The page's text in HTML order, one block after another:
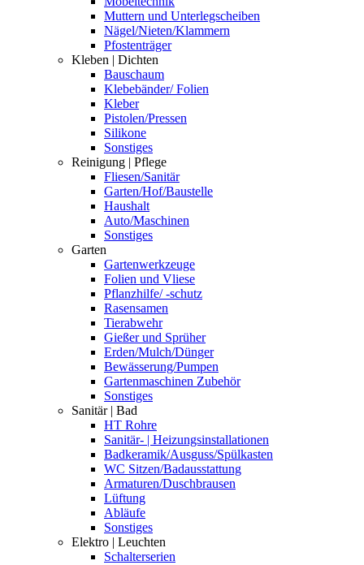
Muttern und Unterlegscheiben
Nägel/Nieten/Klammern
Pfostenträger
Kleben | Dichten
Bauschaum
Klebebänder/ Folien
Kleber
Pistolen/Pressen
Silikone
Sonstiges
Reinigung | Pflege
Fliesen/Sanitär
Garten/Hof/Baustelle
Haushalt
Auto/Maschinen
Sonstiges
Garten
Gartenwerkzeuge
Folien und Vliese
Pflanzhilfe/ -schutz
Rasensamen
Tierabwehr
Gießer und Sprüher
Erden/Mulch/Dünger
Bewässerung/Pumpen
Gartenmaschinen Zubehör
Sonstiges
Sanitär | Bad
HT Rohre
Sanitär- | Heizungsinstallationen
Badkeramik/Ausguss/Spülkasten
WC Sitzen/Badausstattung
Armaturen/Duschbrausen
Lüftung
Abläufe
Sonstiges
Elektro | Leuchten
Schalterserien